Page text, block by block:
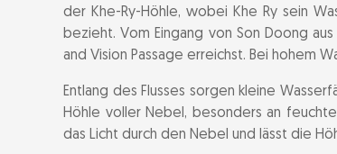
der Khe-Ry-Höhle, wobei Khe Ry sein
bezieht. Vom Eingang von Son Doong
and Vision Passage erreichst. Bei hohem
Entlang des Flusses sorgen kleine
Höhle voller Nebel, besonders an
das Licht durch den Nebel und lässt die